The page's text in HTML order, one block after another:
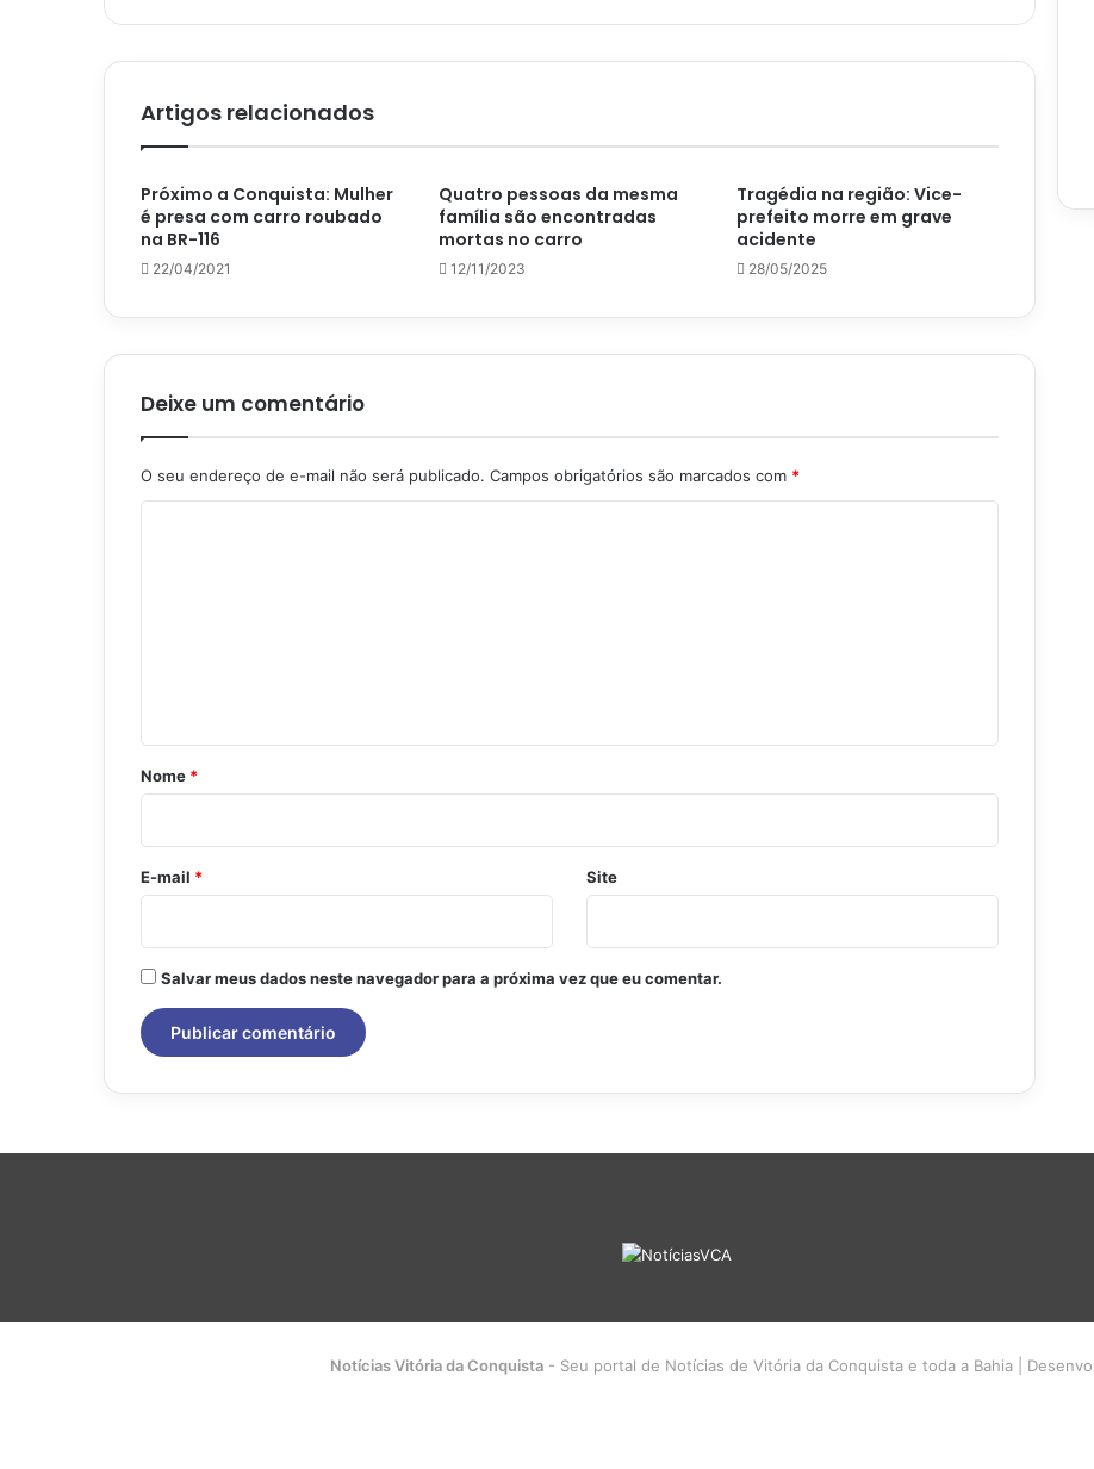
Artigos relacionados
Próximo a Conquista: Mulher
é presa com carro roubado
na BR-116
22/04/2021
Quatro pessoas da mesma
família são encontradas
mortas no carro
12/11/2023
Tragédia na região: Vice-
prefeito morre em grave
acidente
28/05/2025
Deixe um comentário
O seu endereço de e-mail não será publicado. Campos obrigatórios são marcados com *
r
o
*
Nome *
E-mail * Site
Salvar meus dados neste navegador para a próxima vez que eu comentar.
Notícias Vitória da Conquista- Seu portal de Notícias de Vitória da Conquista e toda a Bahia |